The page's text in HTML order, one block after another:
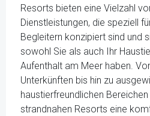
Resorts bieten eine Vielzahl
Dienstleistungen, die speziell
Begleitern konzipiert sind und
sowohl Sie als auch Ihr
Aufenthalt am Meer haben.
Unterkünften bis hin zu
haustierfreundlichen
strandnahen Resorts eine